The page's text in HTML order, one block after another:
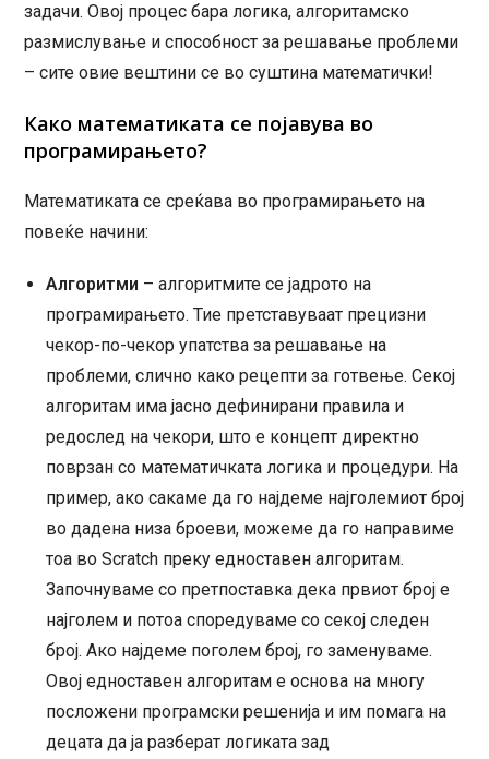
задачи. Овој процес бара логика, алгоритамско
размислување и способност за решавање проблеми
– сите овие вештини се во суштина математички!
Како математиката се појавува во
програмирањето?
Математиката се среќава во програмирањето на
повеќе начини:
Алгоритми – алгоритмите се јадрото на
програмирањето. Тие претставуваат прецизни
чекор-по-чекор упатства за решавање на
проблеми, слично како рецепти за готвење. Секој
алгоритам има јасно дефинирани правила и
редослед на чекори, што е концепт директно
поврзан со математичката логика и процедури. На
пример, ако сакаме да го најдеме најголемиот број
во дадена низа броеви, можеме да го направиме
тоа во Scratch преку едноставен алгоритам.
Започнуваме со претпоставка дека првиот број е
најголем и потоа споредуваме со секој следен
број. Ако најдеме поголем број, го заменуваме.
Овој едноставен алгоритам е основа на многу
посложени програмски решенија и им помага на
децата да ја разберат логиката зад